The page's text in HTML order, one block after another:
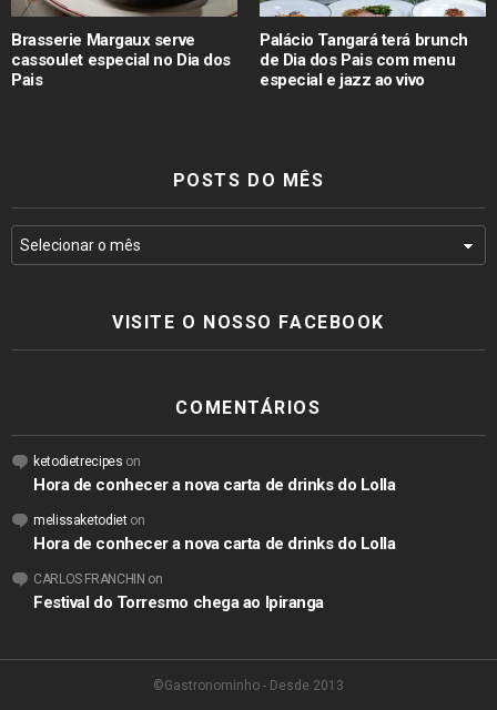
Brasserie Margaux serve
cassoulet especial no Dia dos
Pais
Palácio Tangará terá brunch
de Dia dos Pais com menu
especial e jazz ao vivo
POSTS DO MÊS
VISITE O NOSSO FACEBOOK
COMENTÁRIOS
ketodietrecipes on
Hora de conhecer a nova carta de drinks do Lolla
melissaketodieton
Hora de conhecer a nova carta de drinks do Lolla
CARLOS FRANCHIN on
Festival do Torresmo chega ao Ipiranga
©Gastronominho - Desde 2013